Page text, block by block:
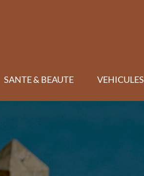
SANTE & BEAUTE VEHICULES